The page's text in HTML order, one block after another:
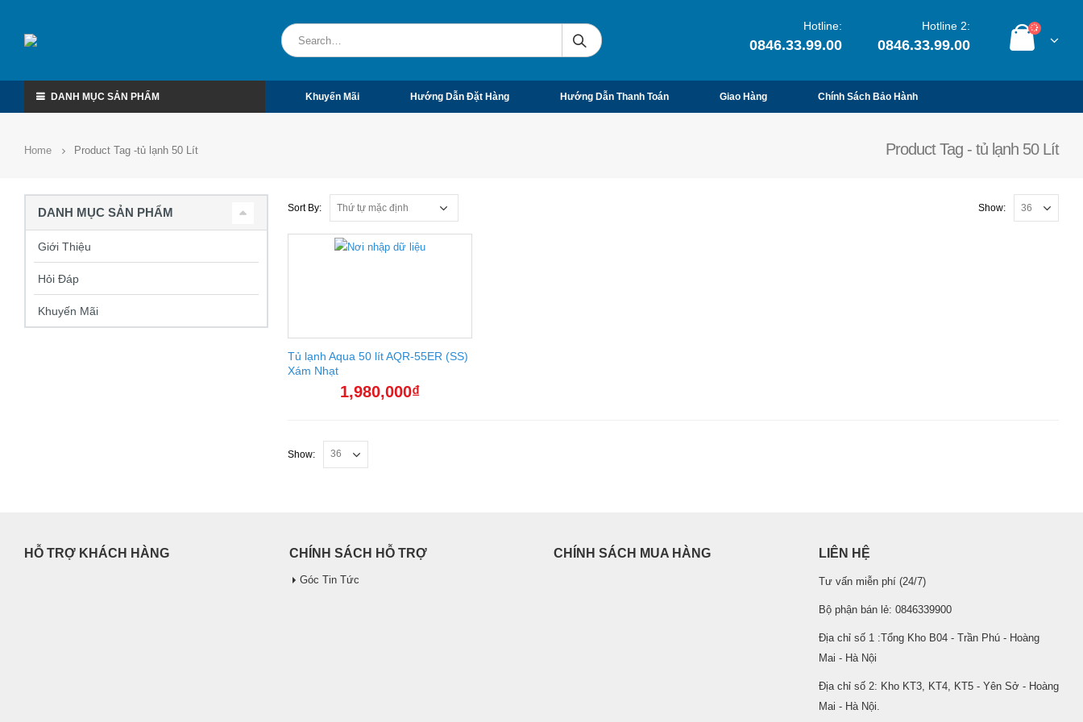
Hotline:
0846.33.99.00
Hotline 2:
0846.33.99.00
DANH MỤC SẢN PHẨM Khuyến Mãi Hướng Dẫn Đặt Hàng Hướng Dẫn Thanh Toán Giao Hàng Chính Sách Bảo Hành
Product Tag - tủ lạnh 50 Lít
Home Product Tag -tủ lạnh 50 Lít
Sort By: Show:
Tủ lạnh Aqua 50 lít AQR-55ER (SS)
Xám Nhạt
1,980,000₫
Show:
DANH MỤC SẢN PHẨM
Giới Thiệu
Hỏi Đáp
Khuyến Mãi
HỖ TRỢ KHÁCH HÀNG CHÍNH SÁCH HỖ TRỢ
Góc Tin Tức
CHÍNH SÁCH MUA HÀNG LIÊN HỆ
Tư vấn miễn phí (24/7)
Bộ phận bán lẻ: 0846339900
Địa chỉ số 1 :Tổng Kho B04 - Trần Phú - Hoàng
Mai - Hà Nội
Địa chỉ số 2: Kho KT3, KT4, KT5 - Yên Sở - Hoàng
Mai - Hà Nội.